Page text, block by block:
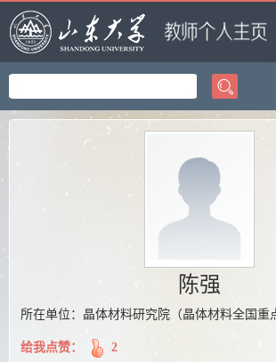
陈强
所在单位：晶体材料研究院（晶体材料全国重
给我点赞： 2